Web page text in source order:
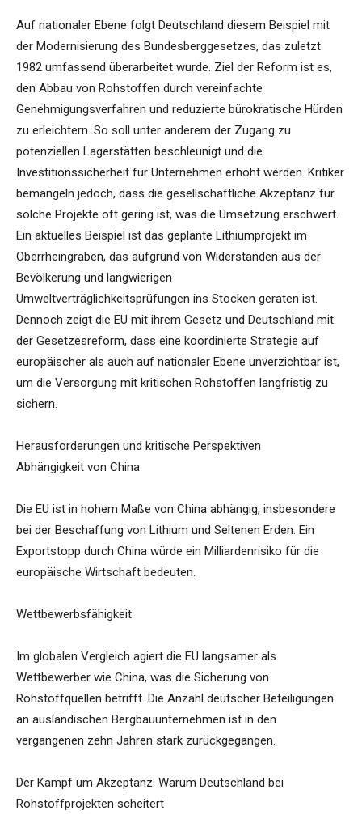
Auf nationaler Ebene folgt Deutschland diesem Beispiel mit
der Modernisierung des Bundesberggesetzes, das zuletzt
1982 umfassend überarbeitet wurde. Ziel der Reform ist es,
den Abbau von Rohstoffen durch vereinfachte
Genehmigungsverfahren und reduzierte bürokratische Hürden
zu erleichtern. So soll unter anderem der Zugang zu
potenziellen Lagerstätten beschleunigt und die
Investitionssicherheit für Unternehmen erhöht werden. Kritiker
bemängeln jedoch, dass die gesellschaftliche Akzeptanz für
solche Projekte oft gering ist, was die Umsetzung erschwert.
Ein aktuelles Beispiel ist das geplante Lithiumprojekt im
Oberrheingraben, das aufgrund von Widerständen aus der
Bevölkerung und langwierigen
Umweltverträglichkeitsprüfungen ins Stocken geraten ist.
Dennoch zeigt die EU mit ihrem Gesetz und Deutschland mit
der Gesetzesreform, dass eine koordinierte Strategie auf
europäischer als auch auf nationaler Ebene unverzichtbar ist,
um die Versorgung mit kritischen Rohstoffen langfristig zu
sichern.
Herausforderungen und kritische Perspektiven
Abhängigkeit von China
Die EU ist in hohem Maße von China abhängig, insbesondere
bei der Beschaffung von Lithium und Seltenen Erden. Ein
Exportstopp durch China würde ein Milliardenrisiko für die
europäische Wirtschaft bedeuten.
Wettbewerbsfähigkeit
Im globalen Vergleich agiert die EU langsamer als
Wettbewerber wie China, was die Sicherung von
Rohstoffquellen betrifft. Die Anzahl deutscher Beteiligungen
an ausländischen Bergbauunternehmen ist in den
vergangenen zehn Jahren stark zurückgegangen.
Der Kampf um Akzeptanz: Warum Deutschland bei
Rohstoffprojekten scheitert